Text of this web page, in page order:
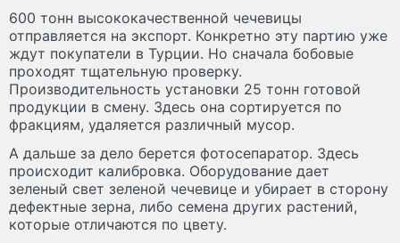
600 тонн высококачественной чечевицы
отправляется на экспорт. Конкретно эту партию уже
ждут покупатели в Турции. Но сначала бобовые
проходят тщательную проверку.
Производительность установки 25 тонн готовой
продукции в смену. Здесь она сортируется по
фракциям, удаляется различный мусор.
А дальше за дело берется фотосепаратор. Здесь
происходит калибровка. Оборудование дает
зеленый свет зеленой чечевице и убирает в сторону
дефектные зерна, либо семена других растений,
которые отличаются по цвету.